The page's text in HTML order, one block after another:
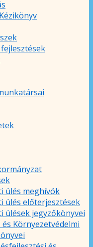
ülés meghívók
ülés előterjesztések
ülések jegyzőkönyvei
Környezetvédelmi